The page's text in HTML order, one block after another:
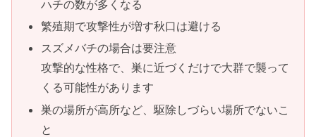
ハチの数が多くなる
繁殖期で攻撃性が増す秋口は避ける
スズメバチの場合は要注意
攻撃的な性格で、巣に近づくだけで大群で襲って
くる可能性があります
巣の場所が高所など、駆除しづらい場所でないこ
と